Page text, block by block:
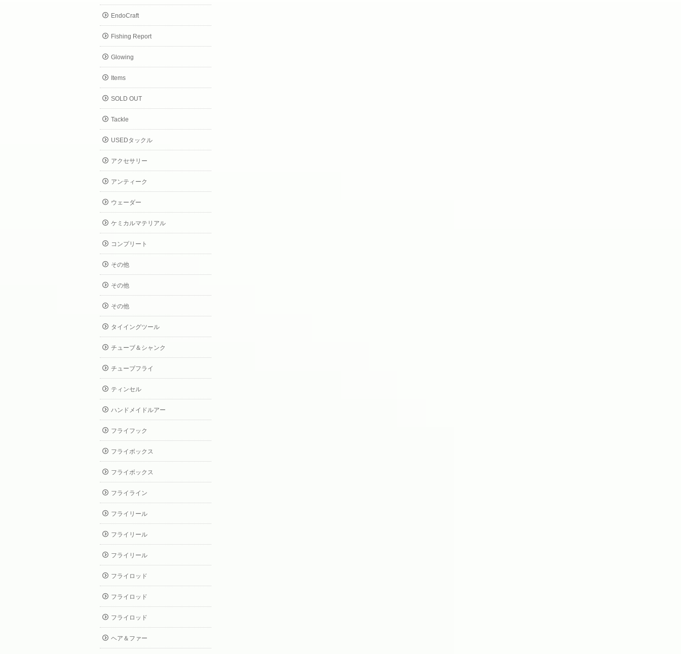
EndoCraft
Fishing Report
Glowing
Items
SOLD OUT
Tackle
USEDタックル
アクセサリー
アンティーク
ウェーダー
ケミカルマテリアル
コンプリート
その他
その他
その他
タイイングツール
チューブ＆シャンク
チューブフライ
ティンセル
ハンドメイドルアー
フライフック
フライボックス
フライボックス
フライライン
フライリール
フライリール
フライリール
フライロッド
フライロッド
フライロッド
ヘア＆ファー